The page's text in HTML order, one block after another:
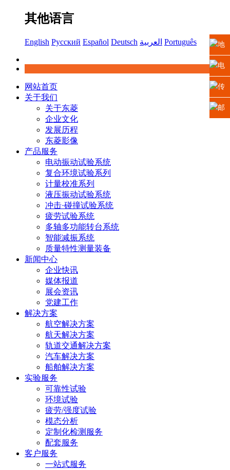
其他语言
English Русский Español Deutsch العربية Português
网站首页
关于我们
关于东菱
企业文化
发展历程
东菱影像
产品服务
电动振动试验系统
复合环境试验系列
计量校准系列
液压振动试验系统
冲击·碰撞试验系统
疲劳试验系统
多轴多功能转台系统
智能减振系统
质量特性测量装备
新闻中心
企业快讯
媒体报道
展会资讯
党建工作
解决方案
航空解决方案
航天解决方案
轨道交通解决方案
汽车解决方案
船舶解决方案
实验服务
可靠性试验
环境试验
疲劳/强度试验
模态分析
定制化检测服务
配套服务
客户服务
一站式服务
地
址：
江苏
省苏
电
话：
0512-
传
真：
邮